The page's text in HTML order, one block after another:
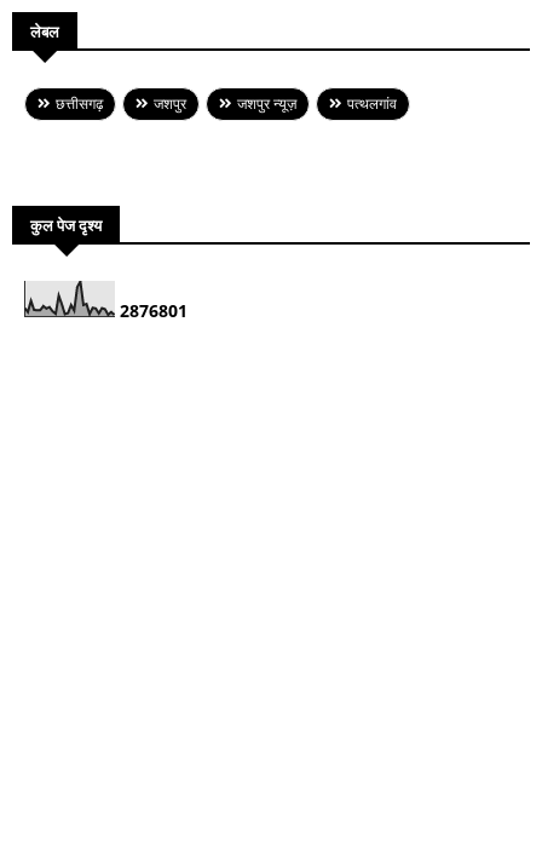
लेबल
छत्तीसगढ़ जशपुर जशपुर न्यूज़ पत्थलगांव
कुल पेज दृश्य
2876801